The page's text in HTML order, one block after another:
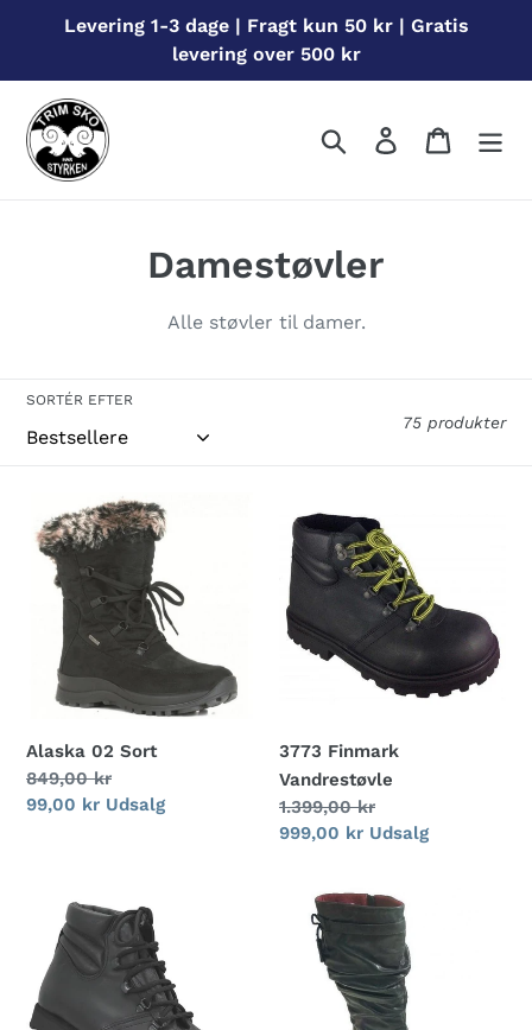
Levering 1-3 dage | Fragt kun 50 kr | Gratis
levering over 500 kr
Søg Log ind
S
g
:
Damestøvler
Alle støvler til damer.
SORTÉR EFTER
75 produkter
Alaska
02
Sort
Alaska 02 Sort
Normalpris
849,00 kr
Udsalgspris
99,00 kr Udsalg
Finmark
Vandrestøvle
3773 Finmark
Vandrestøvle
Normalpris
1.399,00 kr
Udsalgspris
999,00 kr Udsalg
Støvle
Med
Vibramsål
22612
Støvle